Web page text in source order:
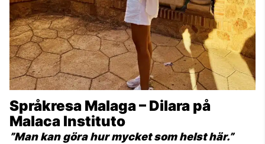
Språkresa Malaga – Dilara på
Malaca Instituto
”Man kan göra hur mycket som helst här.”